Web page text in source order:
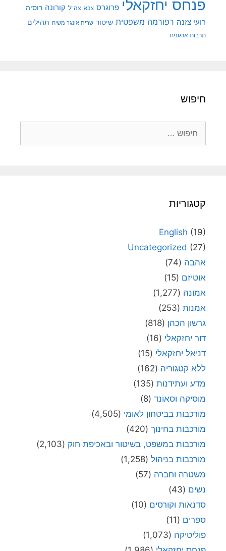
פנחס יחזקאלי פרוגרס צבא צה"ל קורונה רוסיה
רועי צזנה רפורמה משפטית שיטור שרית אונגר משיח תהילים
תרבות ארגונית
חיפוש
קטגוריות
English (19)
Uncategorized (27)
אהבה (74)
אוטיזם (15)
אמונה (1,277)
אמנות (253)
גרשון הכהן (818)
דור יחזקאלי (16)
דניאל יחזקאלי (15)
ללא קטגוריה (162)
מדע ועתידנות (135)
מוסיקה וסאונד (8)
מורכבות בביטחון לאומי (4,505)
מורכבות בחינוך (420)
מורכבות במשפט, בשיטור ובאכיפת חוק (2,103)
מורכבות בניהול (1,258)
משטרה וחברה (57)
נשים (43)
סדנאות וקורסים (10)
ספרים (11)
פוליטיקה (1,073)